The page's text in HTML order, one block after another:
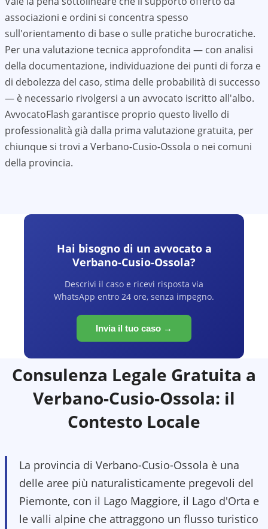
associazioni e ordini si concentra spesso
sull'orientamento di base o sulle pratiche burocratiche.
Per una valutazione tecnica approfondita — con analisi
della documentazione, individuazione dei punti di forza e
di debolezza del caso, stima delle probabilità di successo
— è necessario rivolgersi a un avvocato iscritto all'albo.
AvvocatoFlash garantisce proprio questo livello di
professionalità già dalla prima valutazione gratuita, per
chiunque si trovi a Verbano-Cusio-Ossola o nei comuni
della provincia.
Hai bisogno di un avvocato a
Verbano-Cusio-Ossola?
Descrivi il caso e ricevi risposta via
WhatsApp entro 24 ore, senza impegno.
Invia il tuo caso →
Consulenza Legale Gratuita a
Verbano-Cusio-Ossola: il
Contesto Locale
La provincia di Verbano-Cusio-Ossola è una
delle aree più naturalisticamente pregevoli del
Piemonte, con il Lago Maggiore, il Lago d'Orta e
le valli alpine che attraggono un flusso turistico